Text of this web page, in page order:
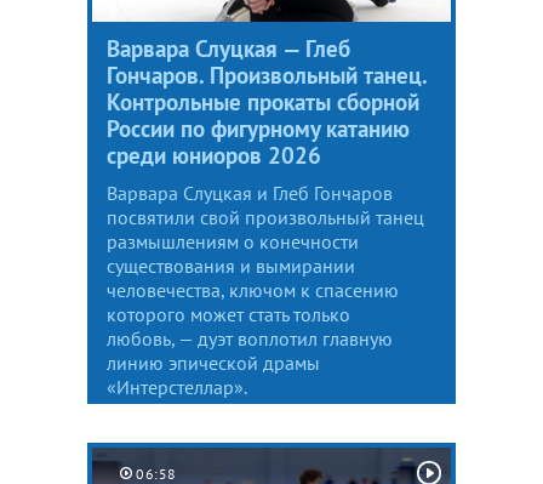
Варвара Слуцкая — Глеб
Гончаров. Произвольный танец.
Контрольные прокаты сборной
России по фигурному катанию
среди юниоров 2026
Варвара Слуцкая и Глеб Гончаров
посвятили свой произвольный танец
размышлениям о конечности
существования и вымирании
человечества, ключом к спасению
которого может стать только
любовь, — дуэт воплотил главную
линию эпической драмы
«Интерстеллар».
06:58